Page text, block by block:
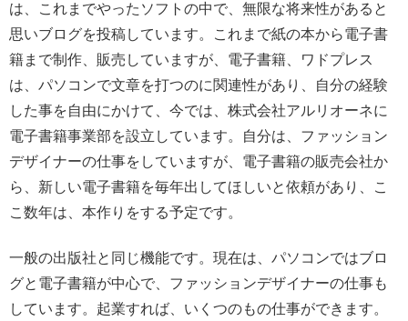
は、これまでやったソフトの中で、無限な将来性があると
思いブログを投稿しています。これまで紙の本から電子書
籍まで制作、販売していますが、電子書籍、ワドプレス
は、パソコンで文章を打つのに関連性があり、自分の経験
した事を自由にかけて、今では、株式会社アルリオーネに
電子書籍事業部を設立しています。自分は、ファッション
デザイナーの仕事をしていますが、電子書籍の販売会社か
ら、新しい電子書籍を毎年出してほしいと依頼があり、こ
こ数年は、本作りをする予定です。
一般の出版社と同じ機能です。現在は、パソコンではブロ
グと電子書籍が中心で、ファッションデザイナーの仕事も
しています。起業すれば、いくつのもの仕事ができます。